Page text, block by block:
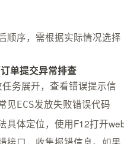
顺序，需根据实际情况选择
单提交异常排查
务展开，查看错误提示信
见ECS发放失败错误代码
具体定位，使用F12打开